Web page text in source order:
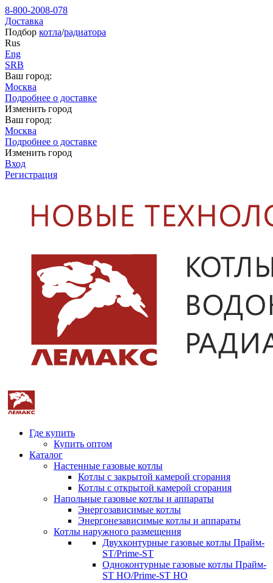
8-800-2008-078
Доставка
Подбор котла/радиатора
Rus
Eng
SRB
Ваш город:
Москва
Подробнее о доставке
Изменить город
Ваш город:
Москва
Подробнее о доставке
Изменить город
Вход
Регистрация
Где купить
Купить оптом
Каталог
Настенные газовые котлы
Котлы с закрытой камерой сгорания
Котлы с открытой камерой сгорания
Напольные газовые котлы и аппараты
Энергозависимые котлы
Энергонезависимые котлы и аппараты
Котлы наружного размещения
Двухконтурные газовые котлы Прайм-
ST/Prime-ST
Одноконтурные газовые котлы Прайм-
ST HO/Prime-ST HO